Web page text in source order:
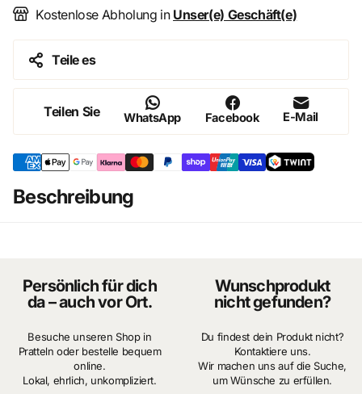
und sammlerwürdiger Detailqualität
Jeder Teppich ist eineleere Bühne für deine kreative
Handschrift
Details
Exklusives Miniatur-Teppich Set (mehrere Designs)
Selbstkolorierbare Oberfläche für individuelle
Gestaltung
Feine Struktur für realistische Textilwirkung
Für Sammler & Künstler gedacht
Dieses Set richtet sich an:
Miniatur-Sammler mit Fokus auf Detail & Authentizität
Dioramenbauer & Interior-Artists
Kostenlose Abholung in Unser(e) Geschäft(e)
Teile es
Teilen Sie WhatsApp Facebook E-Mail
Beschreibung
Persönlich für dich
da – auch vor Ort.
Besuche unseren Shop in
Pratteln oder bestelle bequem
online.
Lokal, ehrlich, unkompliziert.
Wunschprodukt
nicht gefunden?
Du findest dein Produkt nicht?
Kontaktiere uns.
Wir machen uns auf die Suche,
um Wünsche zu erfüllen.